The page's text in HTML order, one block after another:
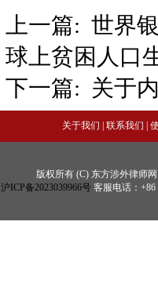
上一篇: 世界
球上贫困人口
下一篇: 关于
关于我们 联系我们
版权所有 (C) 东方涉外律师网
沪ICP备2023039966号客服电话：+86